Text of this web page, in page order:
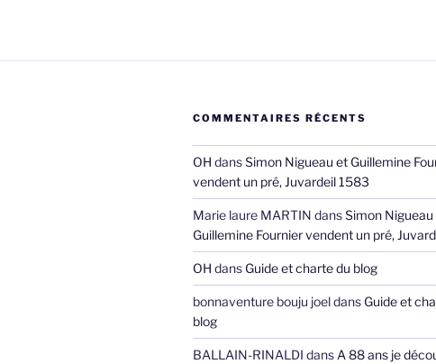
COMMENTAIRES RÉCENTS
OH dansSimon Nigueau et Guillemine
vendent un pré, Juvardeil 1583
Marie laure MARTIN dansSimon Nigueau
Guillemine Fournier vendent un pré,
OH dans Guide et charte du blog
bonnaventure bouju joeldans Guide et
blog
BALLAIN-RINALDI dans A 88 ans je